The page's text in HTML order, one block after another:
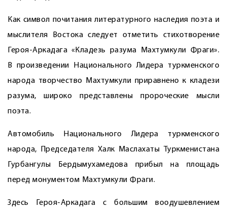
Как символ почитания литературного наследия поэта и
мыслителя Востока следует отметить стихотворение
Героя-Аркадага «Кладезь разума Махтумкули Фраги».
В произведении Национального Лидера туркменского
народа творчество Махтумкули приравнено к кладези
разу­ма, широко представлены пророческие мысли
поэта.
Автомобиль Национального Лидера туркменского
народа, Председателя Халк Маслахаты Туркменистана
Гурбангулы Бердымухамедова прибыл на площадь
перед монументом Махтумкули Фраги.
Здесь Героя-Аркадага с большим воодушевлением